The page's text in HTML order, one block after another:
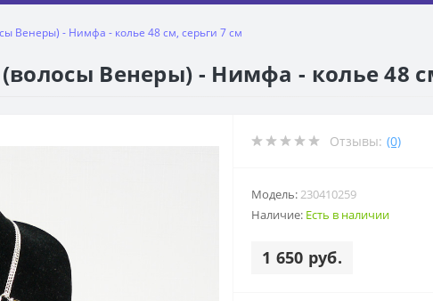
Венеры) - Нимфа - колье 48 см, серьги 7 см
Венеры) - Нимфа - колье 48
Отзывы: (0)
Модель: 230410259
Наличие: Есть в наличии
1 650 руб.